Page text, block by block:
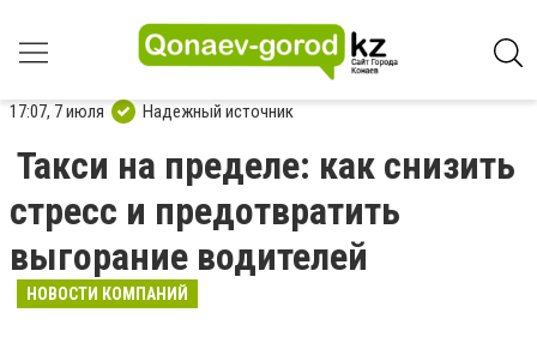
17:07, 7 июля Надежный источник
Такси на пределе: как снизить
стресс и предотвратить
выгорание водителей
НОВОСТИ КОМПАНИЙ